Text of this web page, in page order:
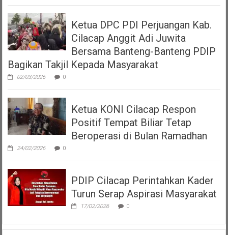
Ketua DPC PDI Perjuangan Kab.
Cilacap Anggit Adi Juwita
Bersama Banteng-Banteng PDIP
Bagikan Takjil Kepada Masyarakat
02/03/2026 0
Ketua KONI Cilacap Respon
Positif Tempat Biliar Tetap
Beroperasi di Bulan Ramadhan
24/02/2026 0
PDIP Cilacap Perintahkan Kader
Turun Serap Aspirasi Masyarakat
17/02/2026 0